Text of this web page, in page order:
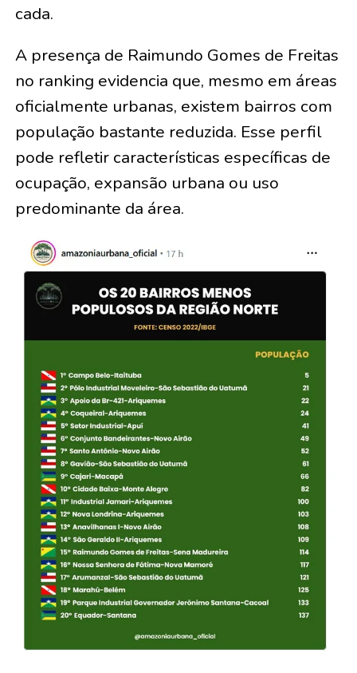
cada.
A presença de Raimundo Gomes de Freitas
no ranking evidencia que, mesmo em áreas
oficialmente urbanas, existem bairros com
população bastante reduzida. Esse perfil
pode refletir características específicas de
ocupação, expansão urbana ou uso
predominante da área.